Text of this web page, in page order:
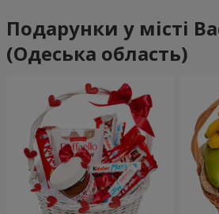
Подарунки у місті
(Одеська область)